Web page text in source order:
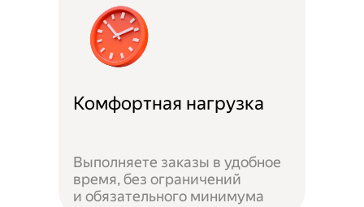
Комфортная нагрузка
Выполняете заказы в удобное
время, без ограничений
и обязательного минимума